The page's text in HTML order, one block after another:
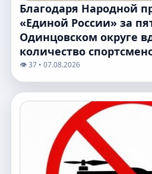
Благодаря Народной
«Единой России» за
Одинцовском округе
количество
👁️ 37 • 07.08.2026